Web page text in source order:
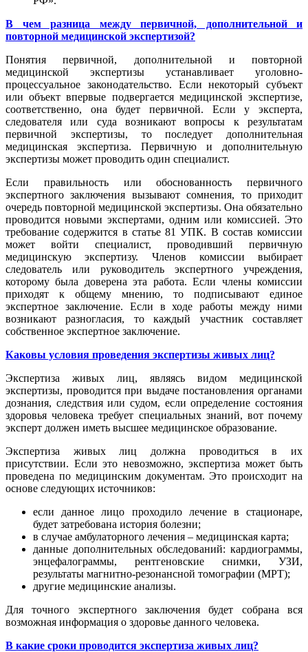
В чем разница между первичной, дополнительной и
повторной медицинской экспертизой?
Понятия первичной, дополнительной и повторной
медицинской экспертизы устанавливает уголовно-
процессуальное законодательство. Если некоторый субъект
или объект впервые подвергается медицинской экспертизе,
соответственно, она будет первичной. Если у эксперта,
следователя или суда возникают вопросы к результатам
первичной экспертизы, то последует дополнительная
медицинская экспертиза. Первичную и дополнительную
экспертизы может проводить один специалист.
Если правильность или обоснованность первичного
экспертного заключения вызывают сомнения, то приходит
очередь повторной медицинской экспертизы. Она обязательно
проводится новыми экспертами, одним или комиссией. Это
требование содержится в статье 81 УПК. В состав комиссии
может войти специалист, проводивший первичную
медицинскую экспертизу. Членов комиссии выбирает
следователь или руководитель экспертного учреждения,
которому была доверена эта работа. Если члены комиссии
приходят к общему мнению, то подписывают единое
экспертное заключение. Если в ходе работы между ними
возникают разногласия, то каждый участник составляет
собственное экспертное заключение.
Каковы условия проведения экспертизы живых лиц?
Экспертиза живых лиц, являясь видом медицинской
экспертизы, проводится при выдаче постановления органами
дознания, следствия или судом, если определение состояния
здоровья человека требует специальных знаний, вот почему
эксперт должен иметь высшее медицинское образование.
Экспертиза живых лиц должна проводиться в их
присутствии. Если это невозможно, экспертиза может быть
проведена по медицинским документам. Это происходит на
основе следующих источников:
если данное лицо проходило лечение в стационаре,
будет затребована история болезни;
в случае амбулаторного лечения – медицинская карта;
данные дополнительных обследований: кардиограммы,
энцефалограммы, рентгеновские снимки, УЗИ,
результаты магнитно-резонансной томографии (МРТ);
другие медицинские анализы.
Для точного экспертного заключения будет собрана вся
возможная информация о здоровье данного человека.
В какие сроки проводится экспертиза живых лиц?